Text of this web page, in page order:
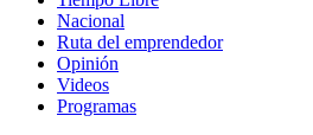
Nacional
Ruta del emprendedor
Opinión
Videos
Programas